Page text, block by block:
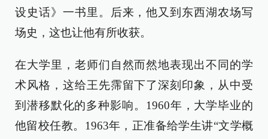
设史话》一书里。后来，他又到东西湖农场写
场史，这也让他有所收获。
在大学里，老师们自然而然地表现出不同的学
术风格，这给王先霈留下了深刻印象，从中受
到潜移默化的多种影响。1960年，大学毕业的
他留校任教。1963年，正准备给学生讲“文学概